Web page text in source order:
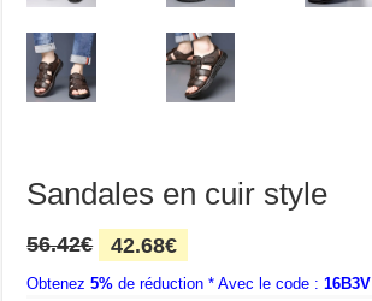
Sandales en cuir style
56.42€
Le
prix
initial
42.68€
prix
actuel
Obtenez 5% de réduction * Avec le code :16B3V